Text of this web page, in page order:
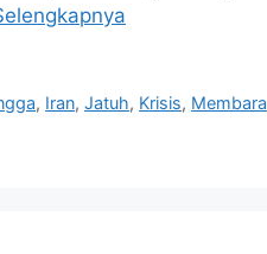
, Iran,Jatuh, Krisis, Membara